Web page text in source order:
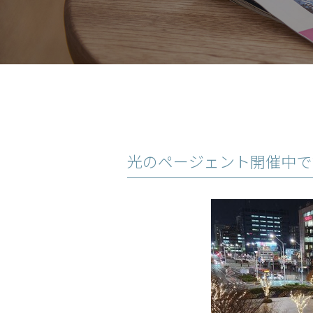
光のページェント開催中